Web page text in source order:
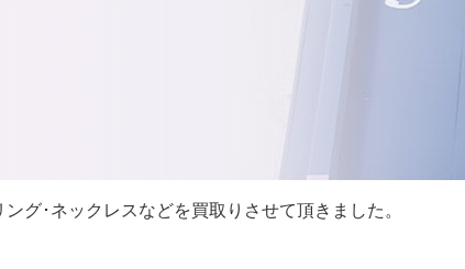
グ･ネックレスなどを買取りさせて頂きました。